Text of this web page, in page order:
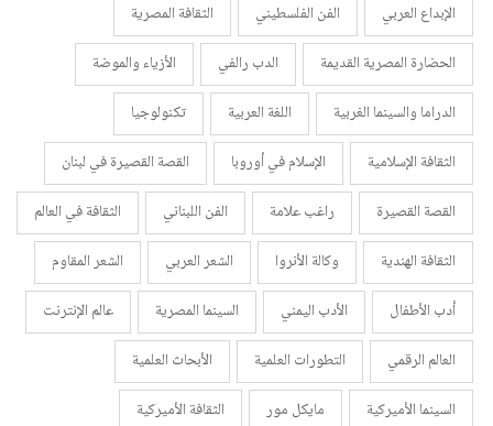
الإبداع العربي
الفن الفلسطيني
الثقافة المصرية
الحضارة المصرية القديمة
الدب رالفي
الأزياء والموضة
الدراما والسينما الغربية
اللغة العربية
تكنولوجيا
الثقافة الإسلامية
الإسلام في أوروبا
القصة القصيرة في لبنان
القصة القصيرة
راغب علامة الفن اللبناني
الثقافة في العالم
الثقافة الهندية
وكالة الأنروا الشعر العربي
الشعر المقاوم
أدب الأطفال
الأدب اليمني السينما المصرية
عالم الإنترنت
العالم الرقمي
التطورات العلمية
الأبحاث العلمية
السينما الأميركية
مايكل مور
الثقافة الأميركية